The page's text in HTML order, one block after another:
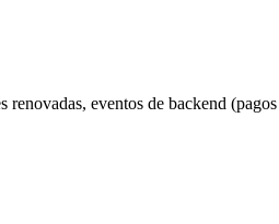
eventos de backend